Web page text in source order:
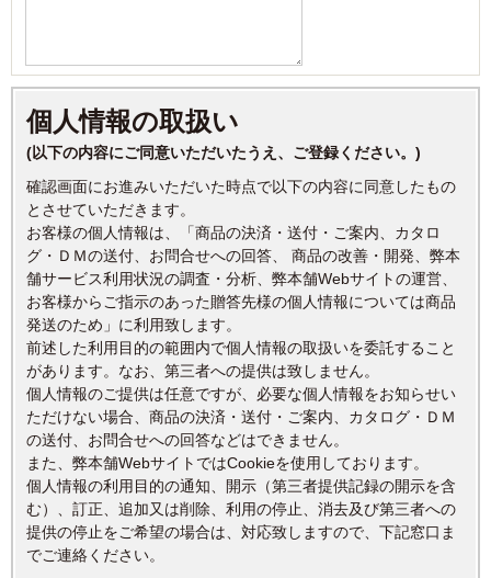
個人情報の取扱い
(以下の内容にご同意いただいたうえ、ご登録ください。)
確認画面にお進みいただいた時点で以下の内容に同意したもの
とさせていただきます。
お客様の個人情報は、「商品の決済・送付・ご案内、カタロ
グ・ＤＭの送付、お問合せへの回答、 商品の改善・開発、弊本
舗サービス利用状況の調査・分析、弊本舗Webサイトの運営、
お客様からご指示のあった贈答先様の個人情報については商品
発送のため」に利用致します。
前述した利用目的の範囲内で個人情報の取扱いを委託すること
があります。なお、第三者への提供は致しません。
個人情報のご提供は任意ですが、必要な個人情報をお知らせい
ただけない場合、商品の決済・送付・ご案内、カタログ・ＤＭ
の送付、お問合せへの回答などはできません。
また、弊本舗WebサイトではCookieを使用しております。
個人情報の利用目的の通知、開示（第三者提供記録の開示を含
む）、訂正、追加又は削除、利用の停止、消去及び第三者への
提供の停止をご希望の場合は、対応致しますので、下記窓口ま
でご連絡ください。